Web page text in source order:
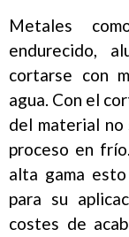
Metales
endurecido,
cortarse con
agua. Con el
del material no
proceso en
alta gama
para su
costes de